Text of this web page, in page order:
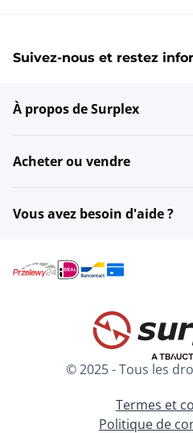
Suivez-nous et restez
À propos de Surplex
Acheter ou vendre
Vous avez besoin d'aide ?
© 2025 - Tous les
Termes et
Politique de